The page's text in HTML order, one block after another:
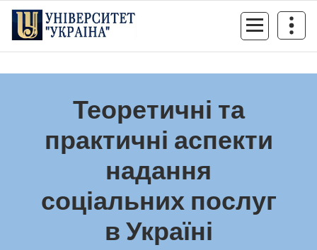
Перейти
контенту
Теоретичні та
практичні аспекти
надання
соціальних послуг
в Україні